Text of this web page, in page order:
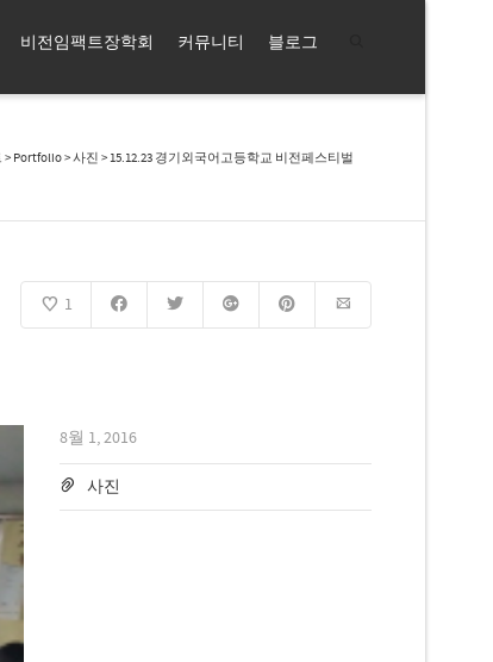
비전임팩트장학회 커뮤니티 블로그
> Portfolio>사진 > 15.12.23 경기외국어고등학교 비전페스티벌
1
8월 1, 2016
사진